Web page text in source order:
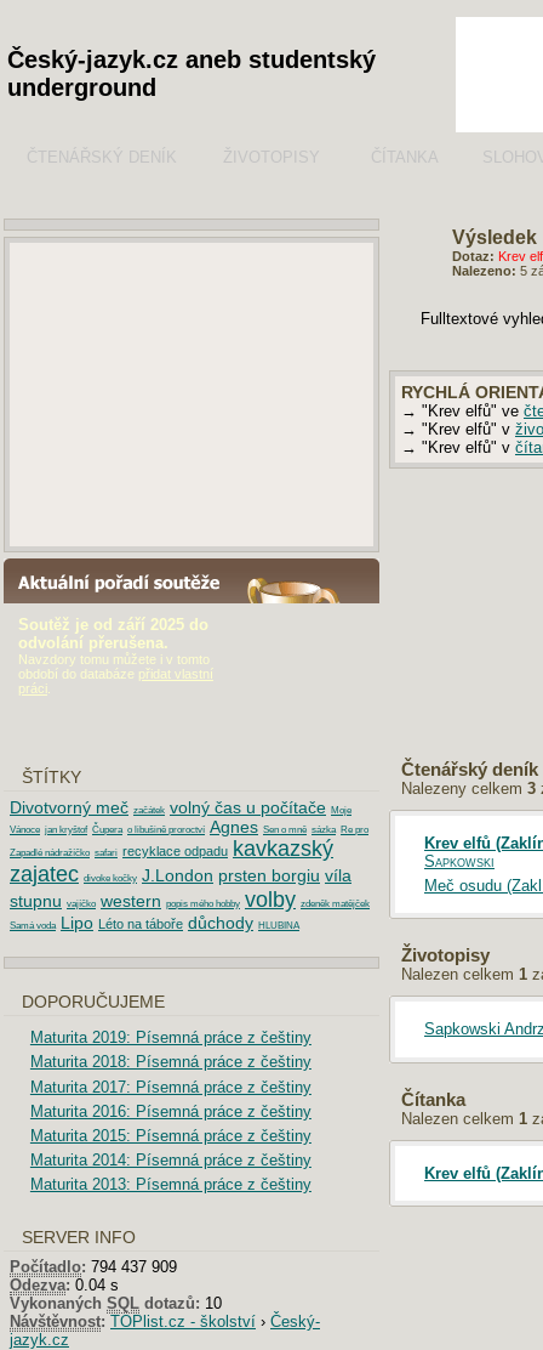
Český-jazyk.cz aneb studentský
underground
ČTENÁŘSKÝ DENÍK ŽIVOTOPISY ČÍTANKA
Výsledek
Dotaz: Krev
Nalezeno: 5
Fulltextové
RYCHLÁ
→ "Krev elfů" ve
→ "Krev elfů" v
→ "Krev elfů" v
Čtenářský deník
Nalezeny celkem 3
Krev elfů
Sapkowski
Meč osudu
Životopisy
Nalezen celkem 1
Sapkowski
Čítanka
Nalezen celkem 1
Krev elfů
AKTUÁLNÍ POŘADÍ SOUTĚŽE
Soutěž je od září 2025 do
odvolání přerušena.
Navzdory tomu můžete i v tomto
období do databáze přidat vlastní
práci
ŠTÍTKY
Divotvorný meč začátek volný čas u počítače Moje
Vánoce jan kryštof Čupera o libušině proroctví Agnes Sen o mně sázka Re pro
Zapadlé nádražíčko safari recyklace odpadu kavkazský
zajatec divoke kočky J.London prsten borgiu víla
stupnu vajíčko western popis mého hobby volby zdeněk matějček
Samá voda Lipo Léto na táboře důchody HLUBINA
DOPORUČUJEME
Maturita 2019: Písemná práce z češtiny
Maturita 2018: Písemná práce z češtiny
Maturita 2017: Písemná práce z češtiny
Maturita 2016: Písemná práce z češtiny
Maturita 2015: Písemná práce z češtiny
Maturita 2014: Písemná práce z češtiny
Maturita 2013: Písemná práce z češtiny
SERVER INFO
Počítadlo: 794 437 909
Odezva: 0.04 s
Vykonaných SQL dotazů: 10
Návštěvnost: TOPlist.cz - školství › Český-
jazyk.cz